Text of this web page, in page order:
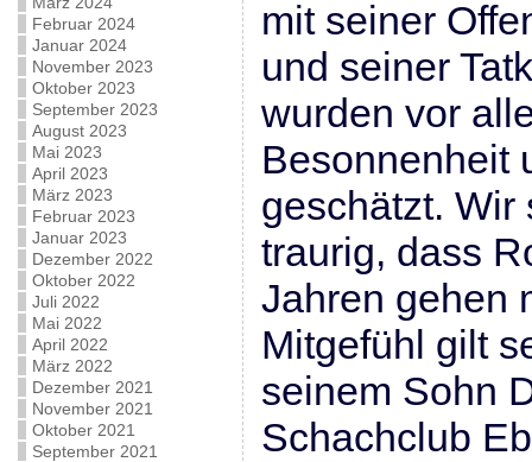
Februar 2024
Januar 2024
November 2023
Oktober 2023
September 2023
August 2023
Mai 2023
April 2023
März 2023
Februar 2023
Januar 2023
Dezember 2022
Oktober 2022
Juli 2022
Mai 2022
April 2022
März 2022
Dezember 2021
November 2021
Oktober 2021
September 2021
mit seiner
und seiner
wurden vor
Besonnenheit
geschätzt. Wir
traurig, dass
Jahren gehen
Mitgefühl gilt
seinem Sohn
Schachclub